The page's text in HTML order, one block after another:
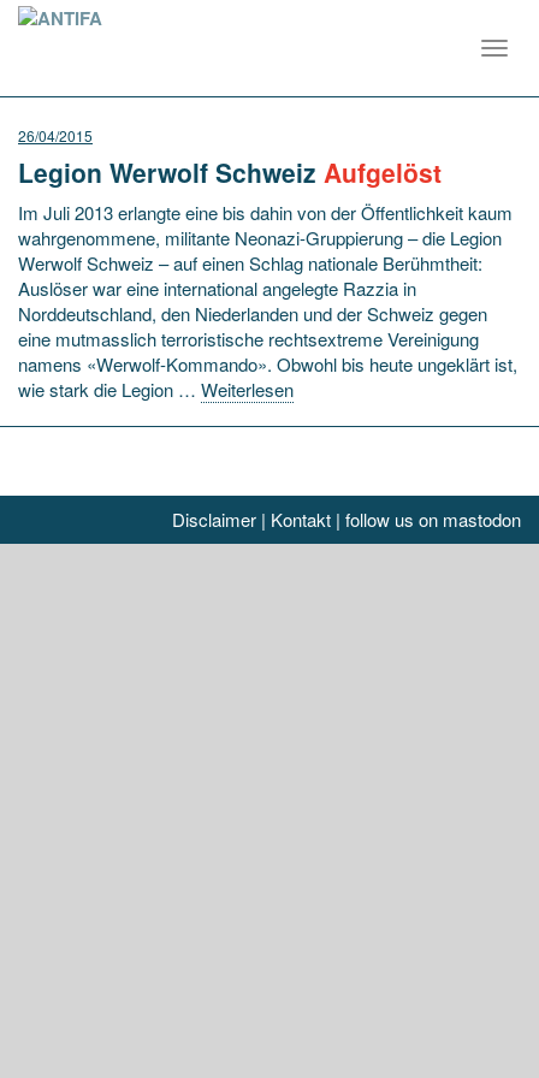
26/04/2015
Legion Werwolf Schweiz Aufgelöst
Im Juli 2013 erlangte eine bis dahin von der Öffentlichkeit kaum
wahrgenommene, militante Neonazi-Gruppierung – die Legion
Werwolf Schweiz – auf einen Schlag nationale Berühmtheit:
Auslöser war eine international angelegte Razzia in
Norddeutschland, den Niederlanden und der Schweiz gegen
eine mutmasslich terroristische rechtsextreme Vereinigung
namens «Werwolf-Kommando». Obwohl bis heute ungeklärt ist,
wie stark die Legion … Weiterlesen
Disclaimer | Kontakt | follow us on mastodon